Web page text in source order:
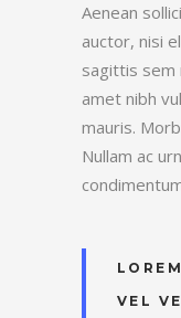
Aenean
auctor, nisi
sagittis sem
amet nibh
mauris.
Nullam ac
VEL